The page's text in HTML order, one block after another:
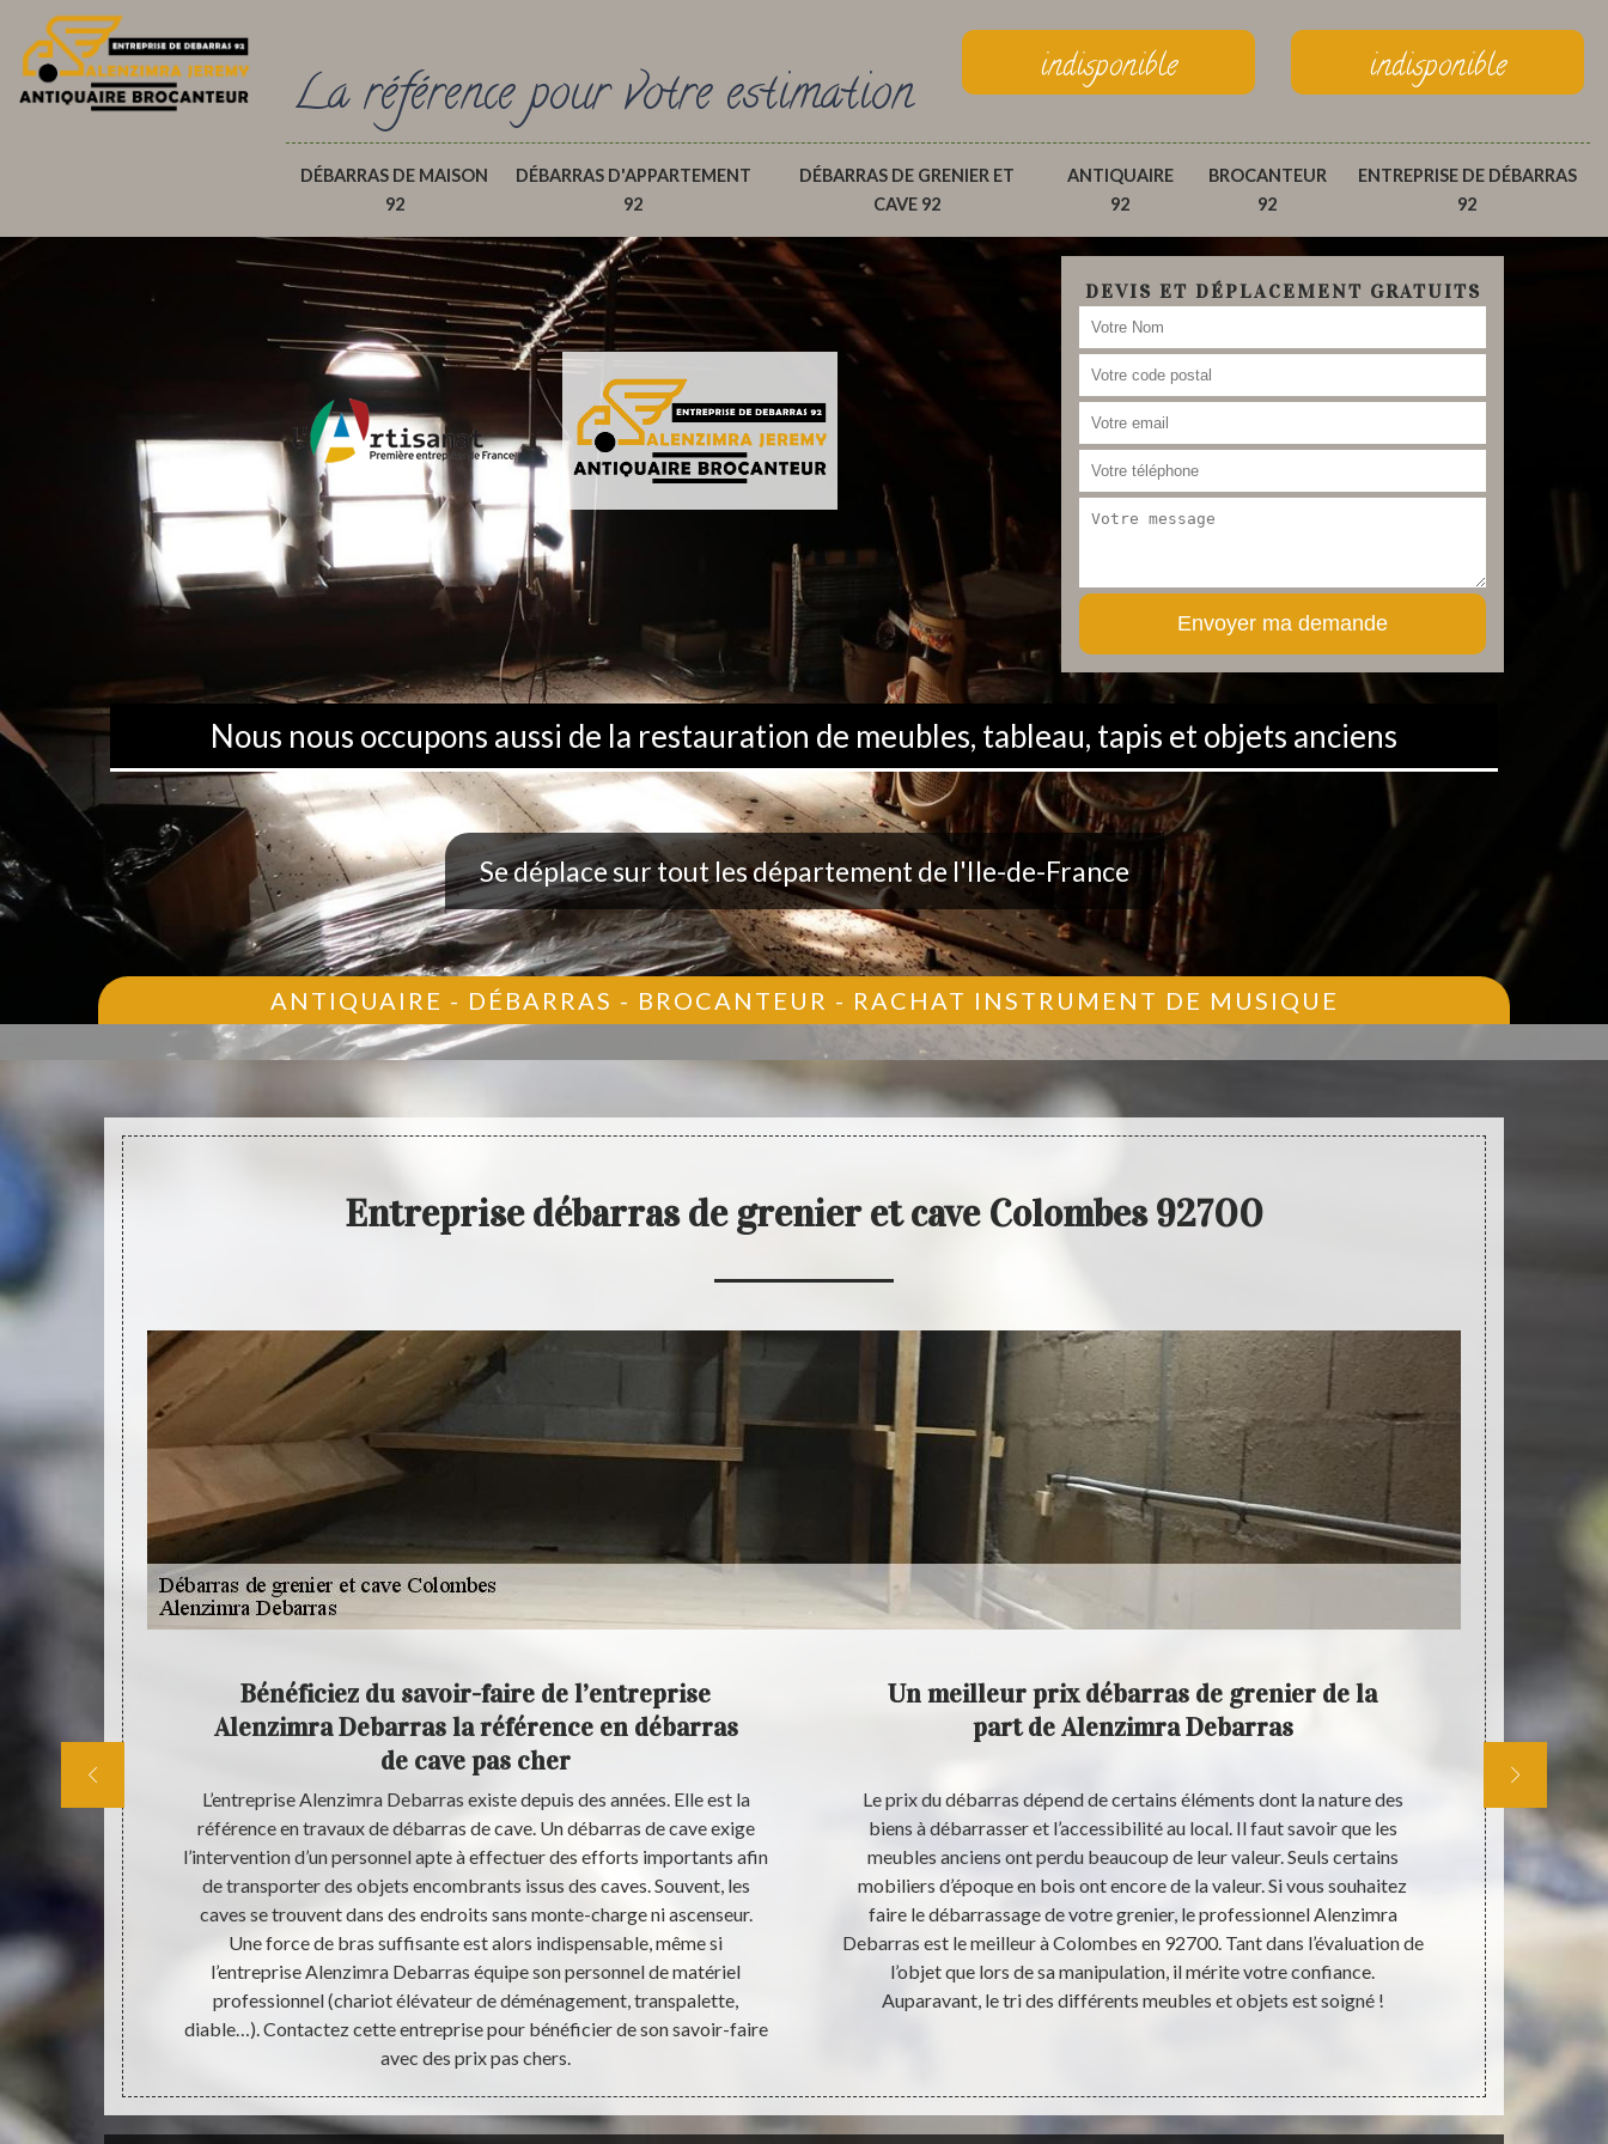
La référence pour votre estimation indisponible indisponible
DÉBARRAS DE MAISON
92
DÉBARRAS D'APPARTEMENT
92
DÉBARRAS DE GRENIER ET
CAVE 92
ANTIQUAIRE
92
BROCANTEUR
92
ENTREPRISE DE DÉBARRAS
92
DEVIS ET DÉPLACEMENT GRATUITS
Nous nous occupons aussi de la restauration de meubles, tableau, tapis et objets anciens
Se déplace sur tout les département de l'Ile-de-France
ANTIQUAIRE - DÉBARRAS - BROCANTEUR - RACHAT INSTRUMENT DE MUSIQUE
Entreprise débarras de grenier et cave Colombes 92700
l’habitude
les frais de
Bénéficiez du savoir-faire de l’entreprise
Alenzimra Debarras la référence en débarras
de cave pas cher
L’entreprise Alenzimra Debarras existe depuis des années. Elle est la
référence en travaux de débarras de cave. Un débarras de cave exige
l’intervention d’un personnel apte à effectuer des efforts importants afin
de transporter des objets encombrants issus des caves. Souvent, les
caves se trouvent dans des endroits sans monte-charge ni ascenseur.
Une force de bras suffisante est alors indispensable, même si
l’entreprise Alenzimra Debarras équipe son personnel de matériel
professionnel (chariot élévateur de déménagement, transpalette,
diable…). Contactez cette entreprise pour bénéficier de son savoir-faire
avec des prix pas chers.
Un meilleur prix débarras de grenier de la
part de Alenzimra Debarras
Le prix du débarras dépend de certains éléments dont la nature des
biens à débarrasser et l’accessibilité au local. Il faut savoir que les
meubles anciens ont perdu beaucoup de leur valeur. Seuls certains
mobiliers d’époque en bois ont encore de la valeur. Si vous souhaitez
faire le débarrassage de votre grenier, le professionnel Alenzimra
Debarras est le meilleur à Colombes en 92700. Tant dans l’évaluation de
l’objet que lors de sa manipulation, il mérite votre confiance.
Auparavant, le tri des différents meubles et objets est soigné !
transport
doit être
jouets et
fragiles